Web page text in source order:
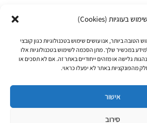
שימוש בעוגיות (Cookies)
הטובה ביותר, אנו עושים שימוש בטכנולוגיות כגון קובצי
במכשיר שלך. מתן הסכמה לשימוש בטכנולוגיות אלו
גלישה או מזהים ייחודיים באתר זה. אם לא תסכים או
מהפונקציות באתר לא יפעלו כראוי.
אישור
סירוב
שמורות לרקפת הדר